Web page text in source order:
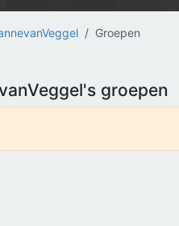
Groepen
groepen